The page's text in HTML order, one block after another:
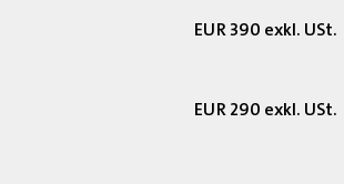
EUR 390 exkl. USt.
EUR 290 exkl. USt.